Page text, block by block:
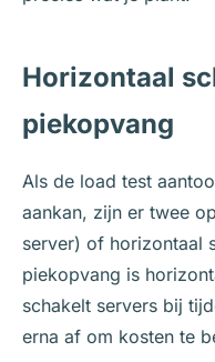
Horizontaal
piekopvang
Als de load test
aankan, zijn er twee
server) of horizontaal
piekopvang is
schakelt servers bij
erna af om kosten te